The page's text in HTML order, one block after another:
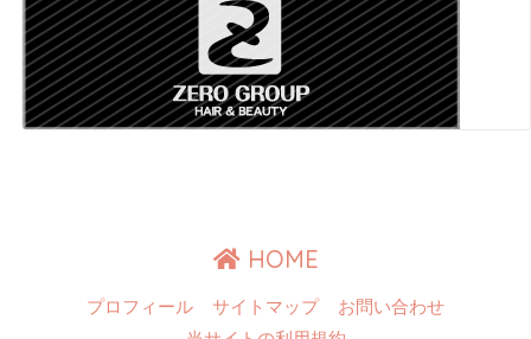
HOME
プロフィール サイトマップ
お問い合わせ